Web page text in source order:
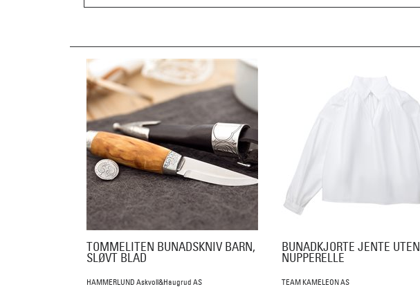
TOMMELITEN BUNADSKNIV BARN,
SLØVT BLAD
HAMMERLUND Askvoll&Haugrud AS
BUNADKJORTE JENTE UTEN
NUPPERELLE
TEAM KAMELEON AS